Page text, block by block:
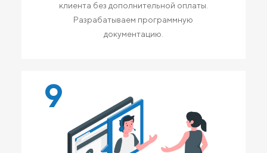
клиента без дополнительной оплаты.
Разрабатываем программную
документацию.
9